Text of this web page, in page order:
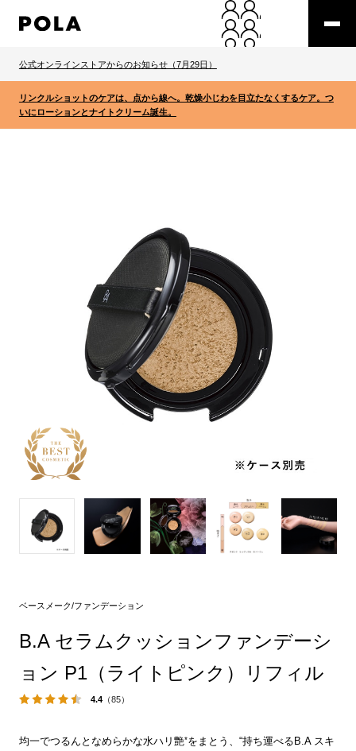
公式オンラインストアからのお知らせ（7月29日）
リンクルショットのケアは、点から線へ。乾燥小じわを目立たなくするケア。つ
いにローションとナイトクリーム誕生。
ベースメーク/ファンデーション
B.A セラムクッションファンデーシ
ョン P1（ライトピンク）リフィル
4.4（85）
均一でつるんとなめらかな水ハリ艶*をまとう、“持ち運べるB.A スキ